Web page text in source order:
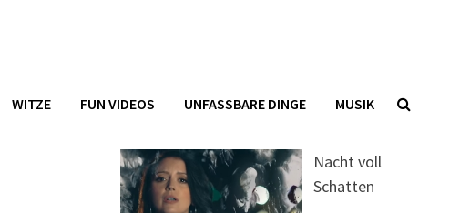
WITZE FUN VIDEOS UNFASSBARE DINGE MUSIK
Nacht voll
Schatten